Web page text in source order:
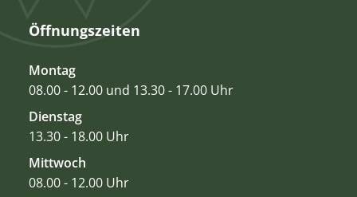
Öffnungszeiten
Montag
08.00 - 12.00 und 13.30 - 17.00 Uhr
Dienstag
13.30 - 18.00 Uhr
Mittwoch
08.00 - 12.00 Uhr